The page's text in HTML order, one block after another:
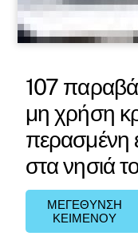
107
μη χρήση
περασμένη
στα νησιά
ΜΕΓΕΘΥΝΣΗ
ΚΕΙΜΕΝΟΥ